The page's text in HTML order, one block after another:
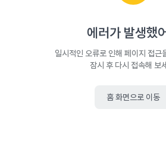
에러가 발생했
일시적인 오류로 인해 페이지 접근
잠시 후 다시 접속해 보
홈 화면으로 이동